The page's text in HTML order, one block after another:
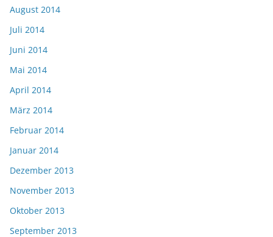
August 2014
Juli 2014
Juni 2014
Mai 2014
April 2014
März 2014
Februar 2014
Januar 2014
Dezember 2013
November 2013
Oktober 2013
September 2013